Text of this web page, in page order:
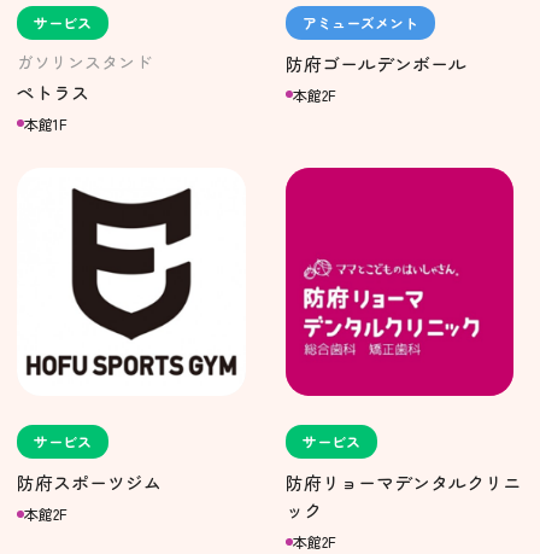
サービス
ガソリンスタンド
ペトラス
本館1F
アミューズメント
防府ゴールデンボール
本館2F
サービス
防府スポーツジム
本館2F
サービス
防府リョーマデンタルクリニ
ック
本館2F